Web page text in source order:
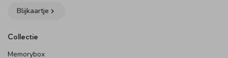
- Bedrukking rechtstreeks op het hout (geen sticker)
Blijkaartje
Collectie
Memorybox